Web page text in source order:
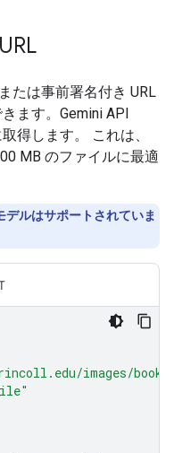
たは事前署名付き URL
ます。Gemini API
得します。 これは、
MB のファイルに最適
ルはサポートされていま
images/